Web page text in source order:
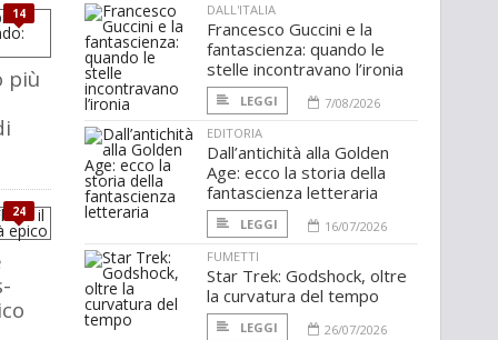
14
più
24
DALL'ITALIA
Francesco Guccini e la
fantascienza: quando le
stelle incontravano l’ironia
LEGGI
7/08/2026
EDITORIA
Dall’antichità alla Golden
Age: ecco la storia della
fantascienza letteraria
LEGGI
16/07/2026
FUMETTI
Star Trek: Godshock, oltre
la curvatura del tempo
LEGGI 26/07/2026